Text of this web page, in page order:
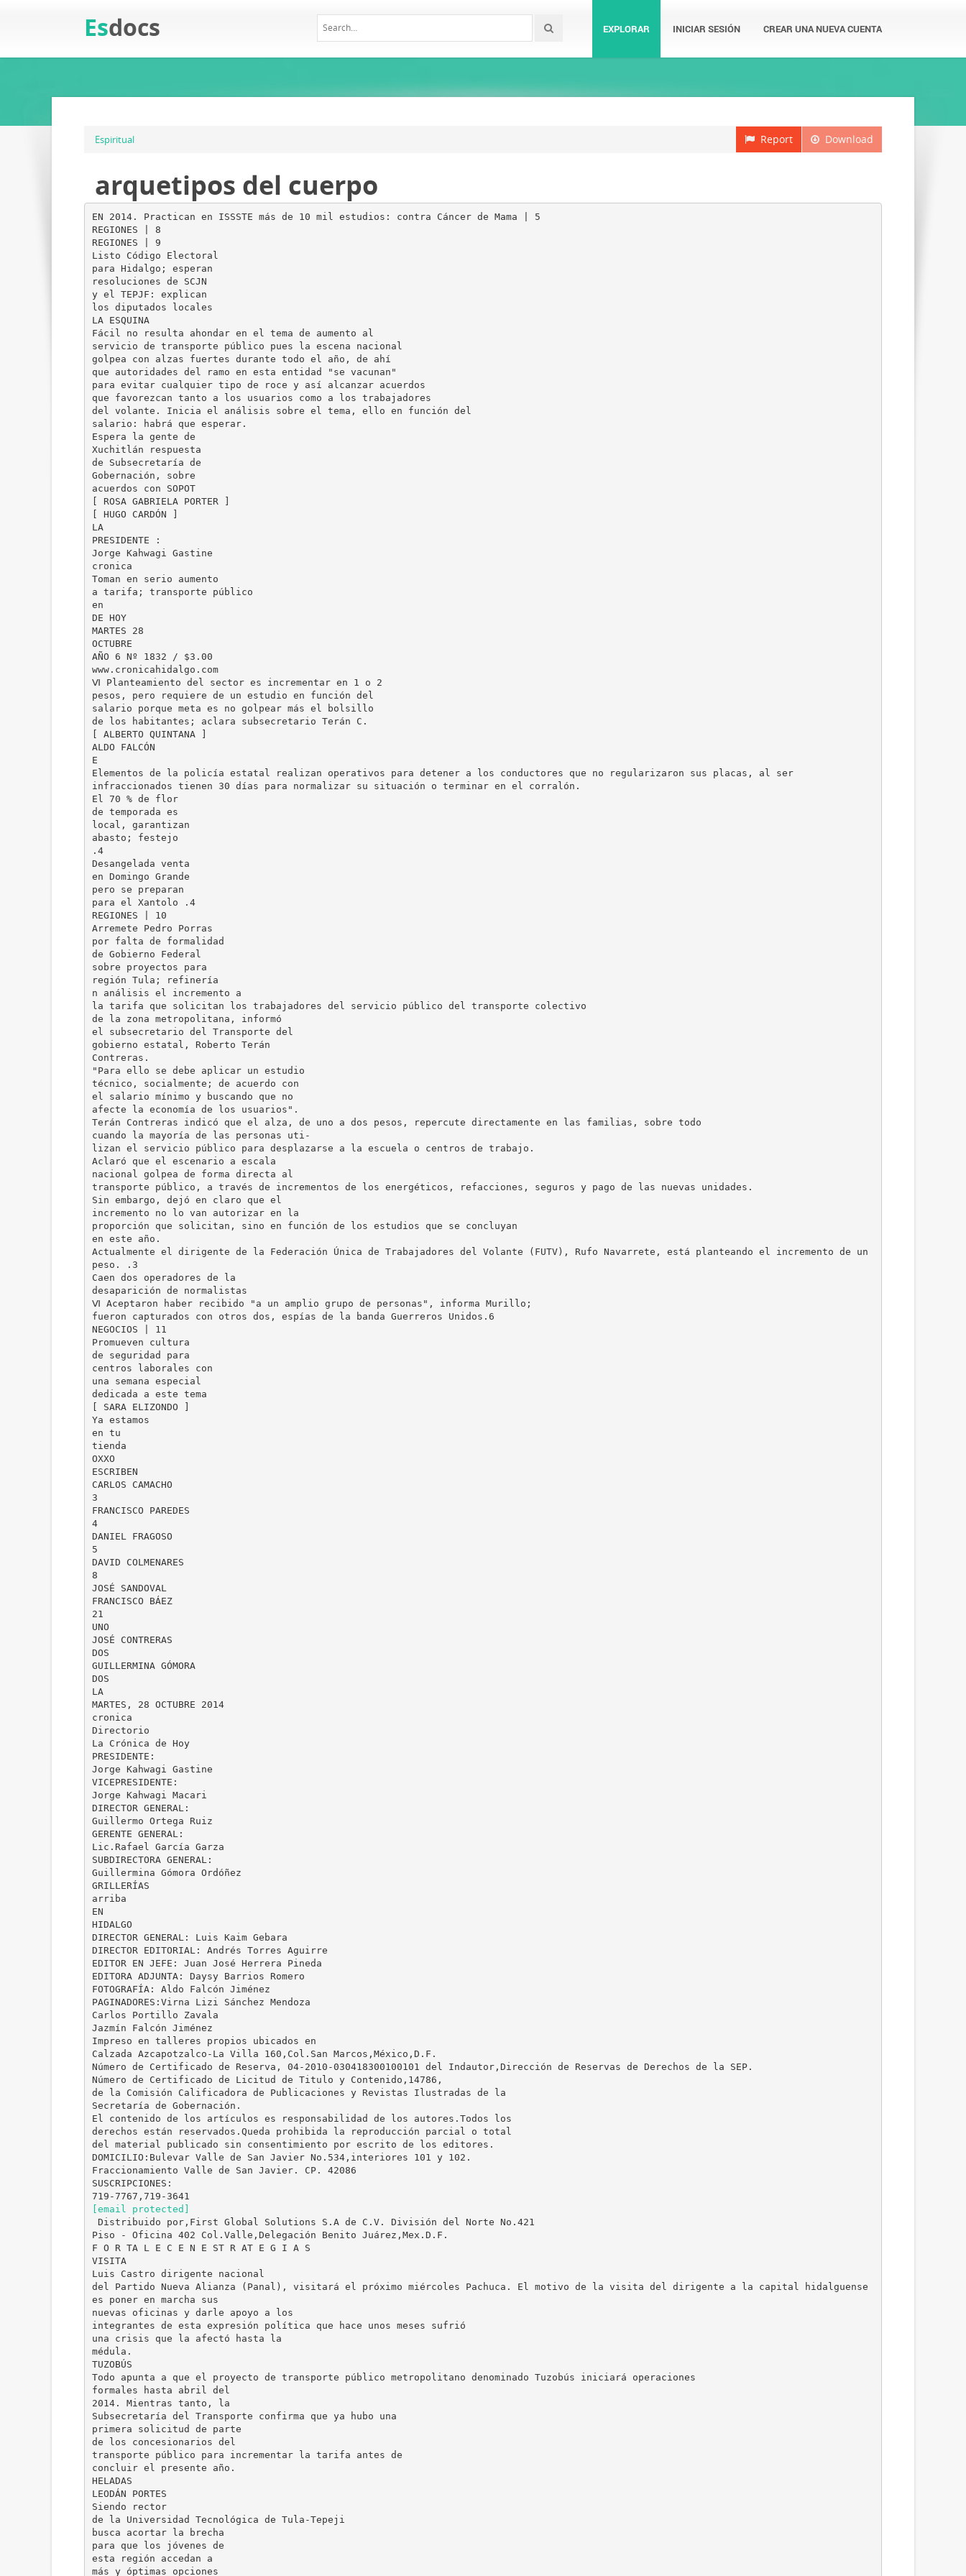
Esdocs EXPLORAR INICIAR SESIÓN CREAR UNA NUEVA CUENTA
Download
Report
Espiritual
arquetipos del cuerpo
EN 2014. Practican en ISSSTE más de 10 mil estudios: contra Cáncer de Mama | 5
REGIONES | 8
REGIONES | 9
Listo Código Electoral
para Hidalgo; esperan
resoluciones de SCJN
y el TEPJF: explican
los diputados locales
LA ESQUINA
Fácil no resulta ahondar en el tema de aumento al
servicio de transporte público pues la escena nacional
golpea con alzas fuertes durante todo el año, de ahí
que autoridades del ramo en esta entidad "se vacunan"
para evitar cualquier tipo de roce y así alcanzar acuerdos
que favorezcan tanto a los usuarios como a los trabajadores
del volante. Inicia el análisis sobre el tema, ello en función del
salario: habrá que esperar.
Espera la gente de
Xuchitlán respuesta
de Subsecretaría de
Gobernación, sobre
acuerdos con SOPOT
[ ROSA GABRIELA PORTER ]
[ HUGO CARDÓN ]
LA
PRESIDENTE :
Jorge Kahwagi Gastine
cronica
Toman en serio aumento
a tarifa; transporte público
en
DE HOY
MARTES 28
OCTUBRE
AÑO 6 Nº 1832 / $3.00
www.cronicahidalgo.com
Ⅵ Planteamiento del sector es incrementar en 1 o 2
pesos, pero requiere de un estudio en función del
salario porque meta es no golpear más el bolsillo
de los habitantes; aclara subsecretario Terán C.
[ ALBERTO QUINTANA ]
ALDO FALCÓN
E
Elementos de la policía estatal realizan operativos para detener a los conductores que no regularizaron sus placas, al ser
infraccionados tienen 30 días para normalizar su situación o terminar en el corralón.
El 70 % de flor
de temporada es
local, garantizan
abasto; festejo
.4
Desangelada venta
en Domingo Grande
pero se preparan
para el Xantolo .4
REGIONES | 10
Arremete Pedro Porras
por falta de formalidad
de Gobierno Federal
sobre proyectos para
región Tula; refinería
n análisis el incremento a
la tarifa que solicitan los trabajadores del servicio público del transporte colectivo
de la zona metropolitana, informó
el subsecretario del Transporte del
gobierno estatal, Roberto Terán
Contreras.
"Para ello se debe aplicar un estudio
técnico, socialmente; de acuerdo con
el salario mínimo y buscando que no
afecte la economía de los usuarios".
Terán Contreras indicó que el alza, de uno a dos pesos, repercute directamente en las familias, sobre todo
cuando la mayoría de las personas uti-
lizan el servicio público para desplazarse a la escuela o centros de trabajo.
Aclaró que el escenario a escala
nacional golpea de forma directa al
transporte público, a través de incrementos de los energéticos, refacciones, seguros y pago de las nuevas unidades.
Sin embargo, dejó en claro que el
incremento no lo van autorizar en la
proporción que solicitan, sino en función de los estudios que se concluyan
en este año.
Actualmente el dirigente de la Federación Única de Trabajadores del Volante (FUTV), Rufo Navarrete, está planteando el incremento de un
peso. .3
Caen dos operadores de la
desaparición de normalistas
Ⅵ Aceptaron haber recibido "a un amplio grupo de personas", informa Murillo;
fueron capturados con otros dos, espías de la banda Guerreros Unidos.6
NEGOCIOS | 11
Promueven cultura
de seguridad para
centros laborales con
una semana especial
dedicada a este tema
[ SARA ELIZONDO ]
Ya estamos
en tu
tienda
OXXO
ESCRIBEN
CARLOS CAMACHO
3
FRANCISCO PAREDES
4
DANIEL FRAGOSO
5
DAVID COLMENARES
8
JOSÉ SANDOVAL
FRANCISCO BÁEZ
21
UNO
JOSÉ CONTRERAS
DOS
GUILLERMINA GÓMORA
DOS
LA
MARTES, 28 OCTUBRE 2014
cronica
Directorio
La Crónica de Hoy
PRESIDENTE:
Jorge Kahwagi Gastine
VICEPRESIDENTE:
Jorge Kahwagi Macari
DIRECTOR GENERAL:
Guillermo Ortega Ruiz
GERENTE GENERAL:
Lic.Rafael García Garza
SUBDIRECTORA GENERAL:
Guillermina Gómora Ordóñez
GRILLERÍAS
arriba
EN
HIDALGO
DIRECTOR GENERAL: Luis Kaim Gebara
DIRECTOR EDITORIAL: Andrés Torres Aguirre
EDITOR EN JEFE: Juan José Herrera Pineda
EDITORA ADJUNTA: Daysy Barrios Romero
FOTOGRAFÍA: Aldo Falcón Jiménez
PAGINADORES:Virna Lizi Sánchez Mendoza
Carlos Portillo Zavala
Jazmín Falcón Jiménez
Impreso en talleres propios ubicados en
Calzada Azcapotzalco-La Villa 160,Col.San Marcos,México,D.F.
Número de Certificado de Reserva, 04-2010-030418300100101 del Indautor,Dirección de Reservas de Derechos de la SEP.
Número de Certificado de Licitud de Titulo y Contenido,14786,
de la Comisión Calificadora de Publicaciones y Revistas Ilustradas de la
Secretaría de Gobernación.
El contenido de los artículos es responsabilidad de los autores.Todos los
derechos están reservados.Queda prohibida la reproducción parcial o total
del material publicado sin consentimiento por escrito de los editores.
DOMICILIO:Bulevar Valle de San Javier No.534,interiores 101 y 102.
Fraccionamiento Valle de San Javier. CP. 42086
SUSCRIPCIONES:
[email protected]
 Distribuido por,First Global Solutions S.A de C.V. División del Norte No.421
Piso - Oficina 402 Col.Valle,Delegación Benito Juárez,Mex.D.F.
F O R TA L E C E N E ST R AT E G I A S
VISITA
Luis Castro dirigente nacional
del Partido Nueva Alianza (Panal), visitará el próximo miércoles Pachuca. El motivo de la visita del dirigente a la capital hidalguense
es poner en marcha sus
nuevas oficinas y darle apoyo a los
integrantes de esta expresión política que hace unos meses sufrió
una crisis que la afectó hasta la
médula.
TUZOBÚS
Todo apunta a que el proyecto de transporte público metropolitano denominado Tuzobús iniciará operaciones
formales hasta abril del
2014. Mientras tanto, la
Subsecretaría del Transporte confirma que ya hubo una
primera solicitud de parte
de los concesionarios del
transporte público para incrementar la tarifa antes de
concluir el presente año.
HELADAS
LEODÁN PORTES
Siendo rector
de la Universidad Tecnológica de Tula-Tepeji
busca acortar la brecha
para que los jóvenes de
esta región accedan a
más y óptimas opciones